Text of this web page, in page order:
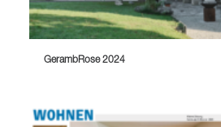
GerambRose 2024